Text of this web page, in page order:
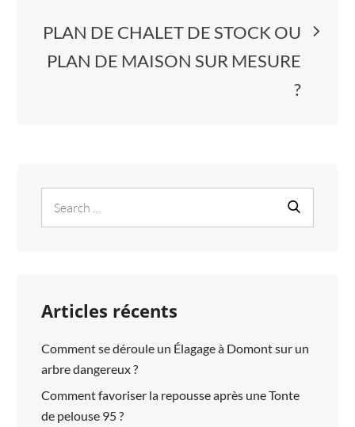
PLAN DE CHALET DE STOCK OU
PLAN DE MAISON SUR MESURE
?
for:
Articles récents
Comment se déroule un Élagage à Domont sur un
arbre dangereux ?
Comment favoriser la repousse après une Tonte
de pelouse 95 ?